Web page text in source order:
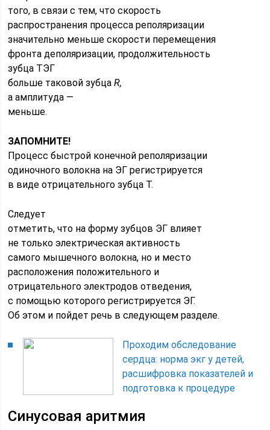
того, в связи с тем, что скорость
распространения процесса реполяризации
значительно меньше скорости перемещения
фронта деполяризации, продолжительность
зубца ТЭГ
больше таковой зубцаR,
а амплитуда —
меньше.
ЗАПОМНИТЕ!
Процесс быстрой конечной реполяризации
одиночного волокна на ЭГ регистрируется
в виде отрицательного зубца Т.
Следует
отметить, что на форму зубцов ЭГ влияет
не только электрическая активность
самого мышечного волокна, но и место
расположения положительного и
отрицательного электродов отведения,
с помощью которого регистрируется ЭГ.
Об этом и пойдет речь в следующем разделе.
Проходим обследование
сердца: норма экг у детей,
расшифровка показателей и
подготовка к процедуре
Синусовая аритмия